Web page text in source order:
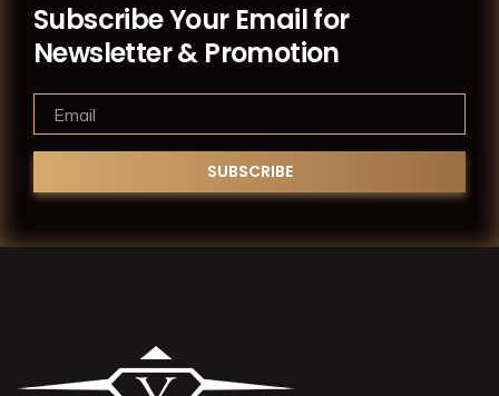
Subscribe Your Email for
Newsletter & Promotion